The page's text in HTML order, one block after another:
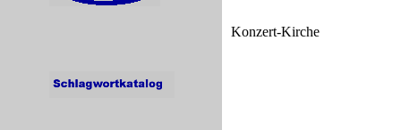
Konzert-Kirche